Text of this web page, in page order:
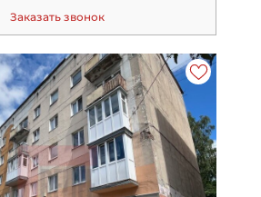
Заказать звонок